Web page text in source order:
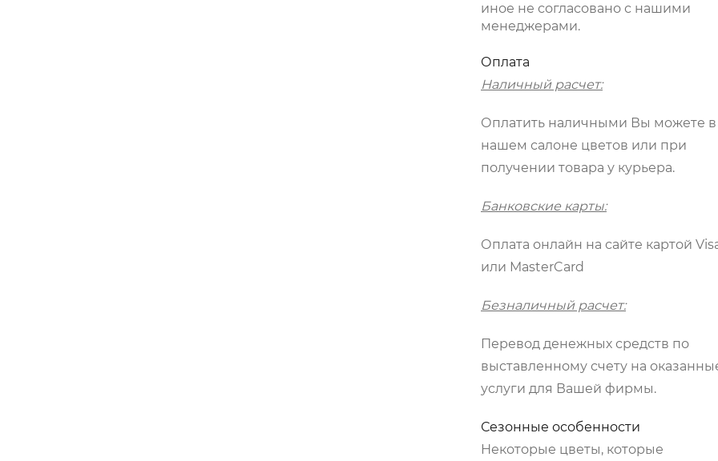
иное не согласовано с нашими
менеджерами.
Оплата
Наличный расчет:
Оплатить наличными Вы можете в
нашем салоне цветов или при
получении товара у курьера.
Банковские карты:
Оплата онлайн на сайте картой
или MasterCard
Безналичный расчет:
Перевод денежных средств по
выставленному счету на
услуги для Вашей фирмы.
Сезонные особенности
Некоторые цветы, которые